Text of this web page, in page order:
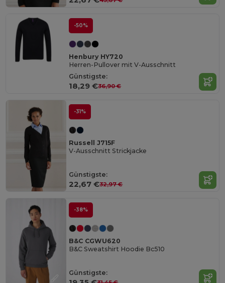
-50%
Henbury HY720
Herren-Pullover mit V-Ausschnitt
Günstigste:
18,29 €36,90 €
-31%
Russell J715F
V-Ausschnitt Strickjacke
Günstigste:
22,67 €32,97 €
-38%
B&C CGWU620
B&C Sweatshirt Hoodie Bc510
Günstigste: